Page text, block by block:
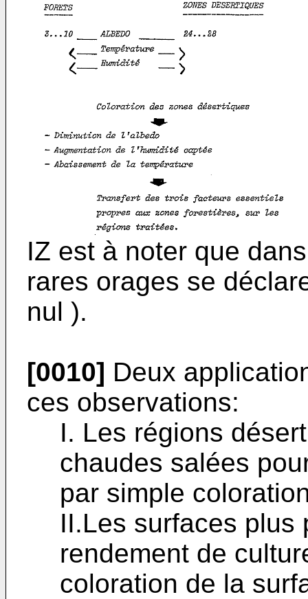
IZ est à noter que
rares orages se
nul ).
[0010] Deux
ces observations:
I. Les régions
chaudes salées
par simple
II.Les surfaces plus
rendement de
coloration de la